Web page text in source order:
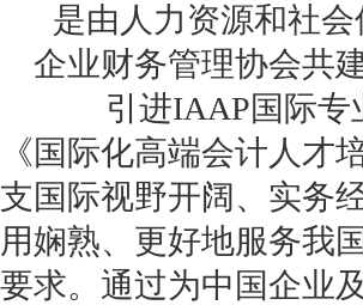
是由人力资源和社
企业财务管理协会共
引进IAAP国际专
《国际化高端会计人才
支国际视野开阔、实务
用娴熟、更好地服务我
要求。通过为中国企业